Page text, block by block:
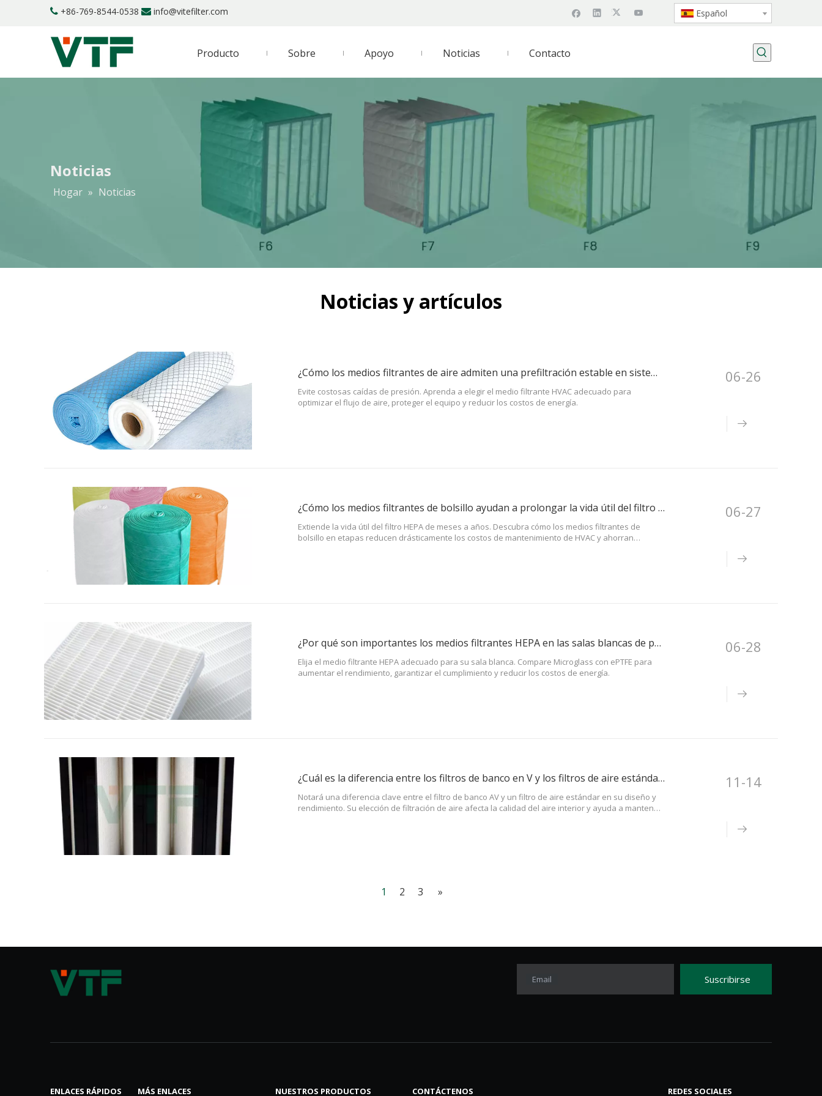
 +86-769-8544-0538  info@vitefilter.com Español
Producto Sobre Apoyo Noticias Contacto
Noticias
Hogar » Noticias
Noticias y artículos
¿Cómo los medios filtrantes de aire admiten una prefiltración estable en sistemas HVAC?
Evite costosas caídas de presión. Aprenda a elegir el medio filtrante HVAC adecuado para
optimizar el flujo de aire, proteger el equipo y reducir los costos de energía.
06-26
¿Cómo los medios filtrantes de bolsillo ayudan a prolongar la vida útil del filtro HEPA?
Extiende la vida útil del filtro HEPA de meses a años. Descubra cómo los medios filtrantes de
bolsillo en etapas reducen drásticamente los costos de mantenimiento de HVAC y ahorran
06-27
¿Por qué son importantes los medios filtrantes HEPA en las salas blancas de productos farmacéuticos y electrónicos?
Elija el medio filtrante HEPA adecuado para su sala blanca. Compare Microglass con ePTFE para
aumentar el rendimiento, garantizar el cumplimiento y reducir los costos de energía.
06-28
¿Cuál es la diferencia entre los filtros de banco en V y los filtros de aire estándar?
Notará una diferencia clave entre el filtro de banco AV y un filtro de aire estándar en su diseño y
rendimiento. Su elección de filtración de aire afecta la calidad del aire interior y ayuda a mantener
11-14
1 2 3 »
Email Suscribirse
ENLACES RÁPIDOS MÁS ENLACES NUESTROS PRODUCTOS CONTÁCTENOS REDES SOCIALES